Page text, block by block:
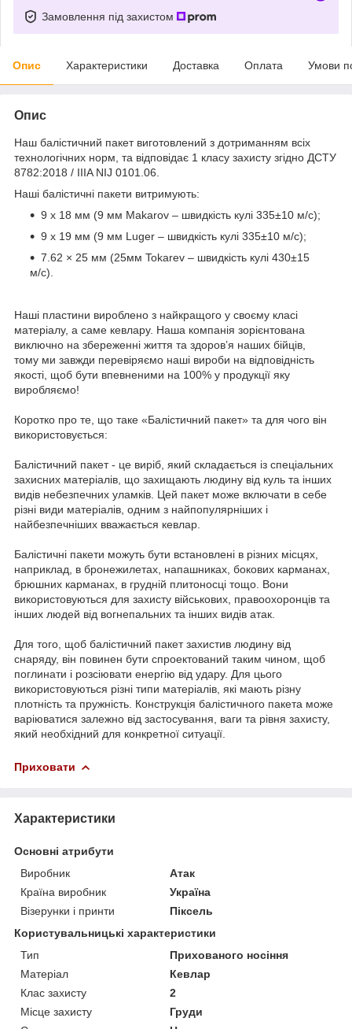
Замовлення під захистом
Опис Характеристики Доставка Оплата Умови
Опис
Наш балістичний пакет виготовлений з дотриманням всіх
технологічних норм, та відповідає 1 класу захисту згідно ДСТУ
8782:2018 / IIIA NIJ 0101.06.
Наші балістичні пакети витримують:
9 х 18 мм (9 мм Makarov – швидкість кулі 335±10 м/c);
9 х 19 мм (9 мм Luger – швидкість кулі 335±10 м/c);
7.62 × 25 мм (25мм Tokarev – швидкість кулі 430±15
м/c).
Наші пластини вироблено з найкращого у своєму класі
матеріалу, а саме кевлару. Наша компанія зорієнтована
виключно на збереженні життя та здоров’я наших бійців,
тому ми завжди перевіряємо наші вироби на відповідність
якості, щоб бути впевненими на 100% у продукції яку
виробляємо!
Коротко про те, що таке «Балістичний пакет» та для чого він
використовується:
Балістичний пакет - це виріб, який складається із спеціальних
захисних матеріалів, що захищають людину від куль та інших
видів небезпечних уламків. Цей пакет може включати в себе
різні види матеріалів, одним з найпопулярніших і
найбезпечніших вважається кевлар.
Балістичні пакети можуть бути встановлені в різних місцях,
наприклад, в бронежилетах, напашниках, бокових карманах,
брюшних карманах, в грудній плитоносці тощо. Вони
використовуються для захисту військових, правоохоронців та
інших людей від вогнепальних та інших видів атак.
Для того, щоб балістичний пакет захистив людину від
снаряду, він повинен бути спроектований таким чином, щоб
поглинати і розсіювати енергію від удару. Для цього
використовуються різні типи матеріалів, які мають різну
плотність та пружність. Конструкція балістичного пакета може
варіюватися залежно від застосування, ваги та рівня захисту,
який необхідний для конкретної ситуації.
Приховати
Характеристики
Основні атрибути
Виробник
Атак
Країна виробник
Україна
Візерунки і принти
Піксель
Користувальницькі характеристики
Тип
Прихованого носіння
Матеріал
Кевлар
Клас захисту
2
Місце захисту
Груди